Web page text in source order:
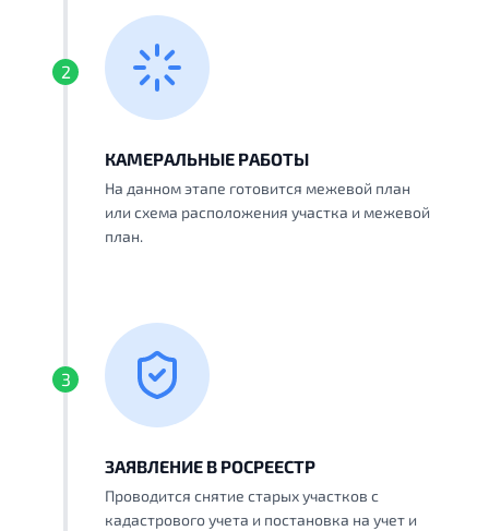
2
КАМЕРАЛЬНЫЕ РАБОТЫ
На данном этапе готовится межевой план
или схема расположения участка и межевой
план.
3
ЗАЯВЛЕНИЕ В РОСРЕЕСТР
Проводится снятие старых участков с
кадастрового учета и постановка на учет и